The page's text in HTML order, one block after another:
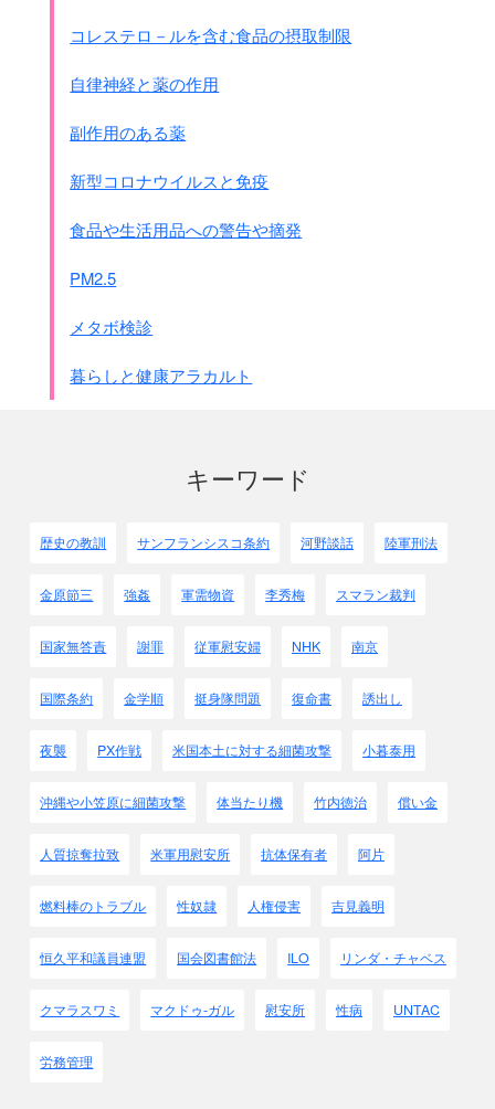
WHOの資料があります。
抗ウイルス剤、タミフルは投与の大半は不要、
これがWHOの結論
それに異例ですが
解熱剤のアスピリンの使用は
ＷＨＯが薬の品名まで言うことは異例です。
これはメキシコの死亡を精査したら、
殆どがアスピリンを使用していたからだといわれます。
持ち始めていることも言っています。
もう時間が来ました。
コレステロ－ルを含む食品の摂取制限
自律神経と薬の作用
副作用のある薬
新型コロナウイルスと免疫
食品や生活用品への警告や摘発
PM2.5
メタボ検診
暮らしと健康アラカルト
キーワード
歴史の教訓 サンフランシスコ条約 河野談話 陸軍刑法
金原節三 強姦 軍需物資 李秀梅 スマラン裁判
国家無答責 謝罪 従軍慰安婦 NHK 南京
国際条約 金学順 挺身隊問題 復命書 誘出し
夜襲 PX作戦 米国本土に対する細菌攻撃 小暮泰用
沖縄や小笠原に細菌攻撃 体当たり機 竹内徳治 償い金
人質掠奪拉致 米軍用慰安所 抗体保有者 阿片
燃料棒のトラブル 性奴隷 人権侵害 吉見義明
恒久平和議員連盟 国会図書館法 ILO リンダ・チャベス
クマラスワミ マクドゥ-ガル 慰安所 性病 UNTAC
労務管理